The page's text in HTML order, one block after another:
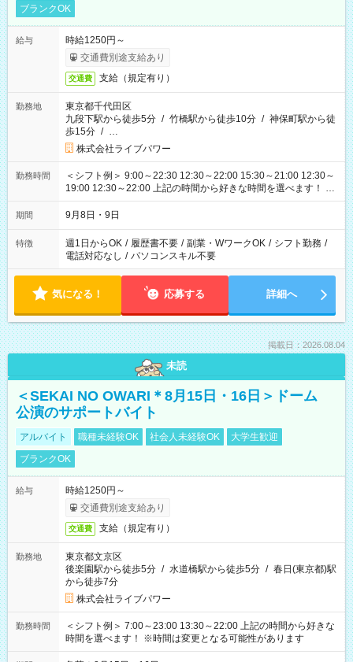
ブランクOK
給与
時給1250円～
交通費別途支給あり
交通費 支給（規定有り）
勤務地
東京都千代田区
九段下駅から徒歩5分 / 竹橋駅から徒歩10分 / 神保町駅から徒
歩15分 / …
株式会社ライブパワー
勤務時間
＜シフト例＞ 9:00～22:30 12:30～22:00 15:30～21:00 12:30～
19:00 12:30～22:00 上記の時間から好きな時間を選べます！ ※
時間は変更となる可能性があります
期間 9月8日・9日
特徴 週1日からOK / 履歴書不要 / 副業・WワークOK / シフト勤務 /
電話対応なし / パソコンスキル不要
気になる！ 応募する 詳細へ
掲載日：2026.08.04
未読
＜SEKAI NO OWARI＊8月15日・16日＞ドーム
公演のサポートバイト
アルバイト 職種未経験OK 社会人未経験OK
大学生歓迎
ブランクOK
給与
時給1250円～
交通費別途支給あり
交通費 支給（規定有り）
勤務地
東京都文京区
後楽園駅から徒歩5分 / 水道橋駅から徒歩5分 / 春日(東京都)駅
から徒歩7分
株式会社ライブパワー
勤務時間
＜シフト例＞ 7:00～23:00 13:30～22:00 上記の時間から好きな
時間を選べます！ ※時間は変更となる可能性があります